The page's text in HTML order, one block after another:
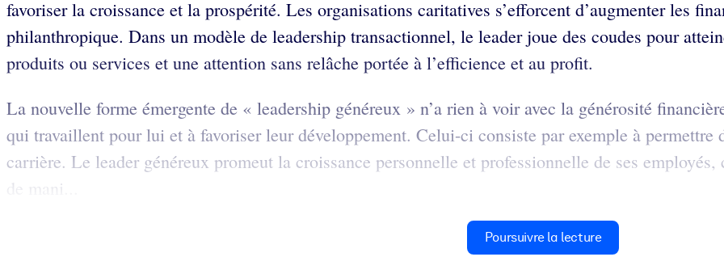
favoriser la croissance et la prospérité. Les organisations caritatives s’efforcent d’augmenter les
philanthropique. Dans un modèle de leadership transactionnel, le leader joue des coudes pour
produits ou services et une attention sans relâche portée à l’efficience et au profit.
La nouvelle forme émergente de « leadership généreux » n’a rien à voir avec la générosité
qui travaillent pour lui et à favoriser leur développement. Celui-ci consiste par exemple à permettre
carrière. Le leader généreux promeut la croissance personnelle et professionnelle de ses
de mani...
Poursuivre la lecture